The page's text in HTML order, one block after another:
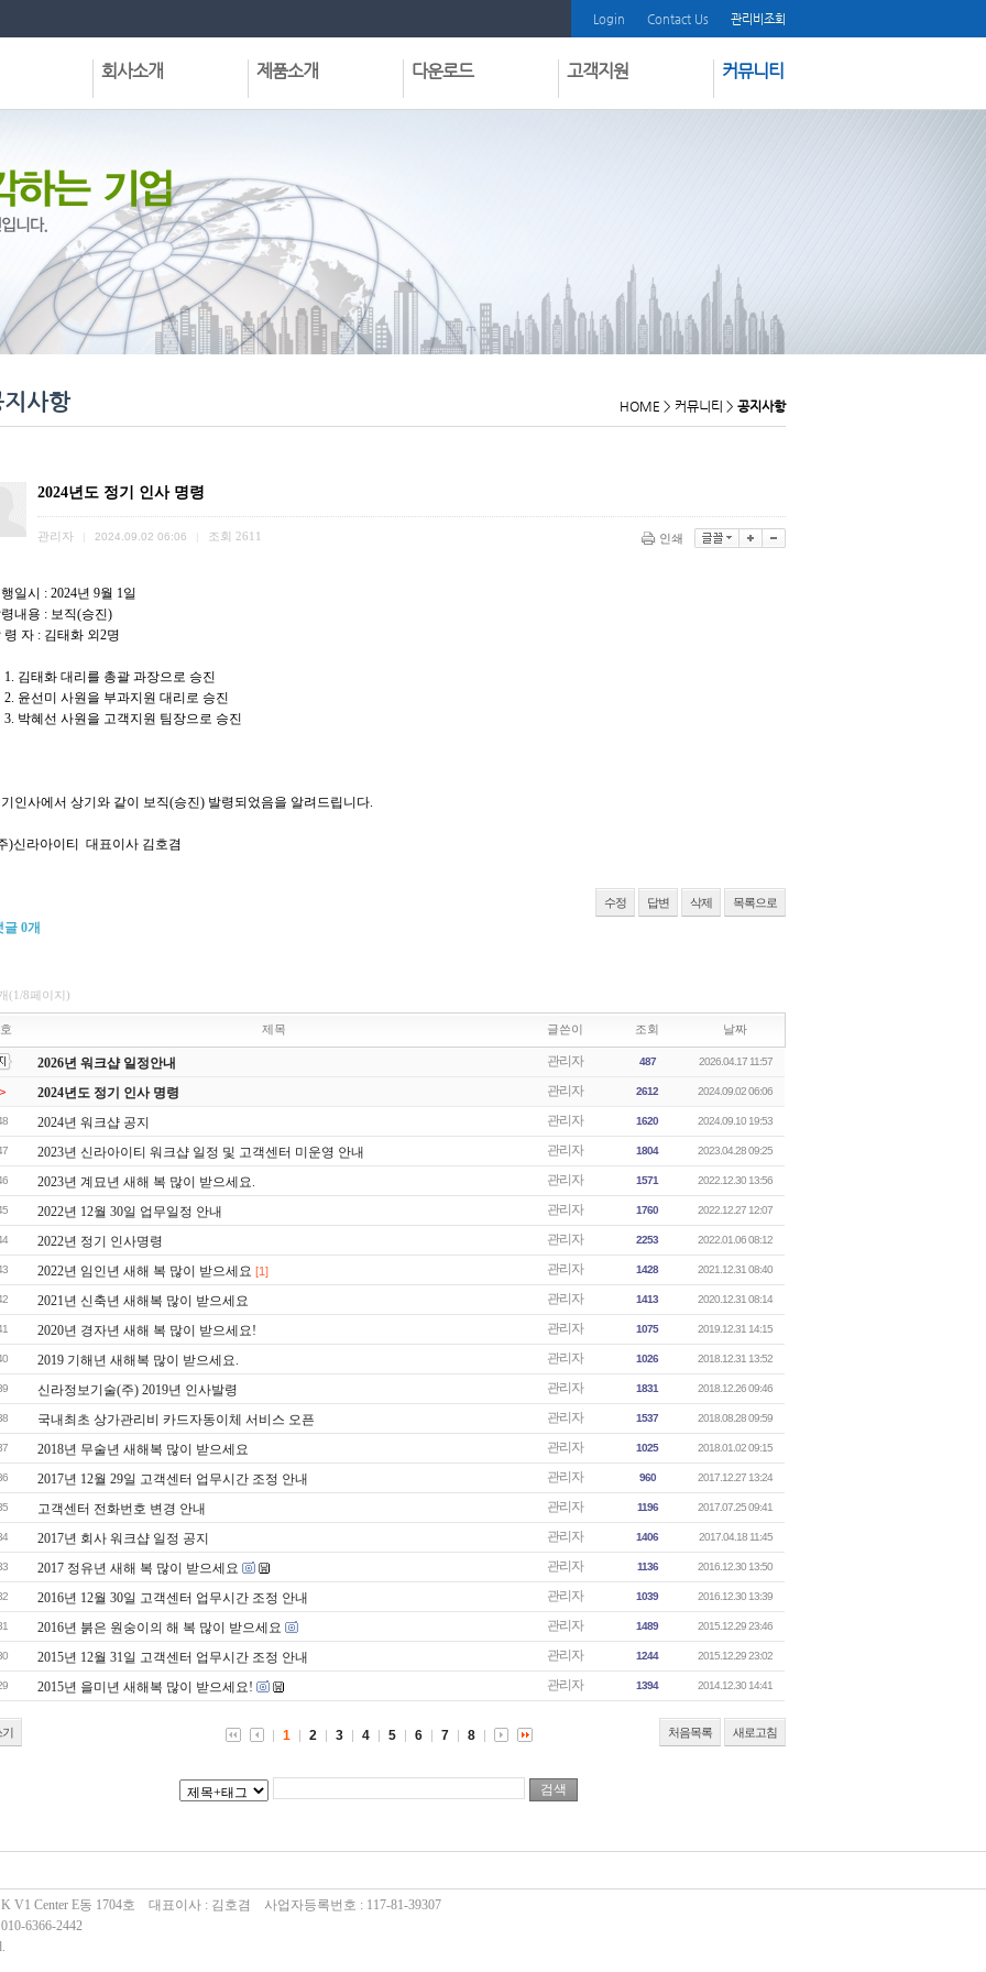
Login Contact Us 관리비조회
회사소개 제품소개 다운로드 고객지원 커뮤니티
VISION
회사연혁
사업분야
주요실적
조직구성도
협력업체
오시는길
기타프로그램및서비스
동영상도움말시청
방문요청신청
고객불만등록
사항 HOME > 커뮤니티 > 공지사항
2024년도 정기 인사 명령
관리자 2024.09.02 06:06 조회 2611 인쇄
일시 : 2024년 9월 1일
내용 : 보직(승진)
자 : 김태화 외2명
태화 대리를 총괄 과장으로 승진
선미 사원을 부과지원 대리로 승진
혜선 사원을 고객지원 팀장으로 승진
인사에서 상기와 같이 보직(승진) 발령되었음을 알려드립니다.
라아이티 대표이사 김호겸
수정 답변 삭제 목록으로
글 0개
(1/8페이지)
제목 글쓴이 조회 날짜
2026년 워크샵 일정안내 관리자 487 2026.04.17 11:57
2024년도 정기 인사 명령 관리자 2612 2024.09.02 06:06
2024년 워크샵 공지 관리자 1620 2024.09.10 19:53
2023년 신라아이티 워크샵 일정 및 고객센터 미운영 안내 관리자 1804 2023.04.28 09:25
2023년 계묘년 새해 복 많이 받으세요. 관리자 1571 2022.12.30 13:56
2022년 12월 30일 업무일정 안내 관리자 1760 2022.12.27 12:07
2022년 정기 인사명령 관리자 2253 2022.01.06 08:12
2022년 임인년 새해 복 많이 받으세요 [1] 관리자 1428 2021.12.31 08:40
2021년 신축년 새해복 많이 받으세요 관리자 1413 2020.12.31 08:14
2020년 경자년 새해 복 많이 받으세요! 관리자 1075 2019.12.31 14:15
2019 기해년 새해복 많이 받으세요. 관리자 1026 2018.12.31 13:52
신라정보기술(주) 2019년 인사발령 관리자 1831 2018.12.26 09:46
국내최초 상가관리비 카드자동이체 서비스 오픈 관리자 1537 2018.08.28 09:59
2018년 무술년 새해복 많이 받으세요 관리자 1025 2018.01.02 09:15
2017년 12월 29일 고객센터 업무시간 조정 안내 관리자 960 2017.12.27 13:24
고객센터 전화번호 변경 안내 관리자 1196 2017.07.25 09:41
2017년 회사 워크샵 일정 공지 관리자 1406 2017.04.18 11:45
2017 정유년 새해 복 많이 받으세요 관리자 1136 2016.12.30 13:50
2016년 12월 30일 고객센터 업무시간 조정 안내 관리자 1039 2016.12.30 13:39
2016년 붉은 원숭이의 해 복 많이 받으세요 관리자 1489 2015.12.29 23:46
2015년 12월 31일 고객센터 업무시간 조정 안내 관리자 1244 2015.12.29 23:02
2015년 을미년 새해복 많이 받으세요! 관리자 1394 2014.12.30 14:41
기 처음목록 새로고침
1 2 3 4 5 6 7 8
V1 Center E동 1704호 대표이사 : 김호겸 사업자등록번호 : 117-81-39307
6366-2442